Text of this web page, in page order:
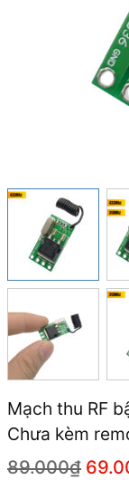
Mạch thu RF
Chưa kèm
89.000₫